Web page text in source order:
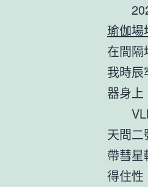
瑜伽場
在間隔
我時
器身上
天問
帶彗
得住性